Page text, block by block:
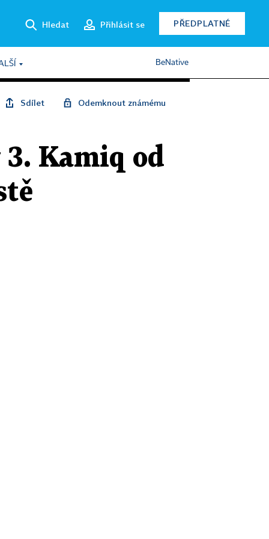
Hledat Přihlásit se PŘEDPLATNÉ
BeNative
Sdílet Odemknout známému
Kamiq od